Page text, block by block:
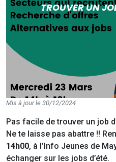
TROUVER UN
Mis à jour le 30/12/2024
Pas facile de trouver un job
Ne te laisse pas abattre !!
14h00, à l’Info Jeunes de
échanger sur les jobs d’été.